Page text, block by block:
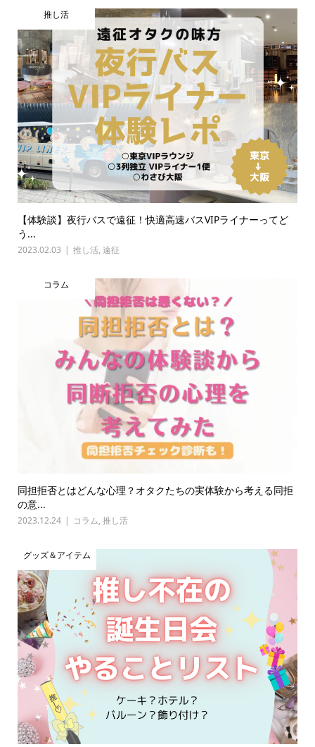
推し活
【体験談】夜行バスで遠征！快適高速バスVIPライナーってど
う...
2023.02.03 推し活, 遠征
コラム
同担拒否とはどんな心理？オタクたちの実体験から考える同拒
の意...
2023.12.24 コラム, 推し活
グッズ＆アイテム